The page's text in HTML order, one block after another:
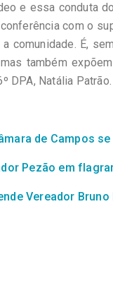
e essa conduta
com o
comunidade. É,
também
DPA, Natália Patrão.
de Campos
Pezão em
Vereador